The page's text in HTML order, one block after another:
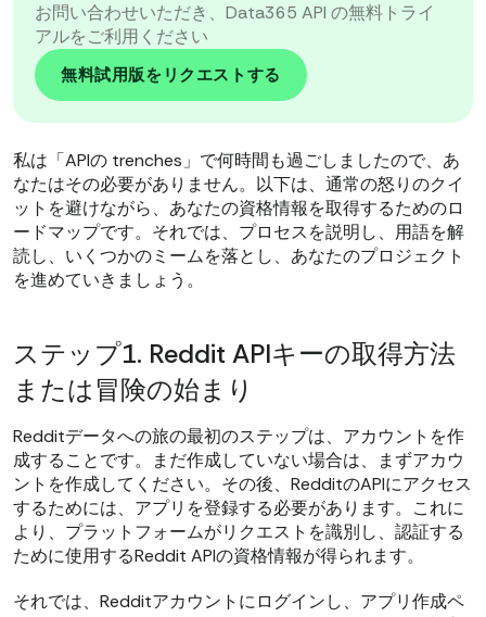
お問い合わせいただき、Data365 API の無料トライ
アルをご利用ください
無料試用版をリクエストする
私は「APIの trenches」で何時間も過ごしましたので、あ
なたはその必要がありません。以下は、通常の怒りのクイ
ットを避けながら、あなたの資格情報を取得するためのロ
ードマップです。それでは、プロセスを説明し、用語を解
読し、いくつかのミームを落とし、あなたのプロジェクト
を進めていきましょう。
ステップ1. Reddit APIキーの取得方法
または冒険の始まり
Redditデータへの旅の最初のステップは、アカウントを作
成することです。まだ作成していない場合は、まずアカウ
ントを作成してください。その後、RedditのAPIにアクセス
するためには、アプリを登録する必要があります。これに
より、プラットフォームがリクエストを識別し、認証する
ために使用するReddit APIの資格情報が得られます。
それでは、Redditアカウントにログインし、アプリ作成ペ